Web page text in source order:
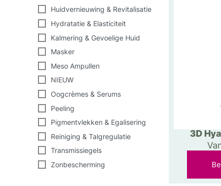
Huidvernieuwing & Revitalisatie
Hydratatie & Elasticiteit
Kalmering & Gevoelige Huid
Masker
Meso Ampullen
NIEUW
Oogcrèmes & Serums
Peeling
Pigmentvlekken & Egalisering
Reiniging & Talgregulatie
Transmissiegels
Zonbescherming
3D